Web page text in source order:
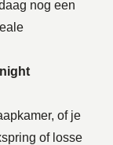
nog een
of je
of losse